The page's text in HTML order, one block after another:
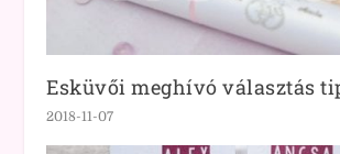
Esküvői meghívó választás
2018-11-07